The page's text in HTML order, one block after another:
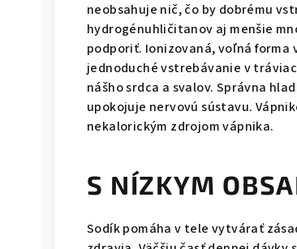
neobsahuje nič, čo by dobrému
hydrogénuhličitanov aj menšie
podporiť. Ionizovaná, voľná forma
jednoduché vstrebávanie v
nášho srdca a svalov. Správna
upokojuje nervovú sústavu.
nekalorickým zdrojom vápnika.
S NÍZKYM
Sodík pomáha v tele vytvárať